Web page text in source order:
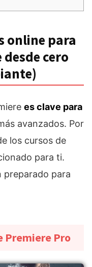
online para
cero
es clave para
avanzados. Por
los cursos de
para ti.
preparado para
Premiere Pro